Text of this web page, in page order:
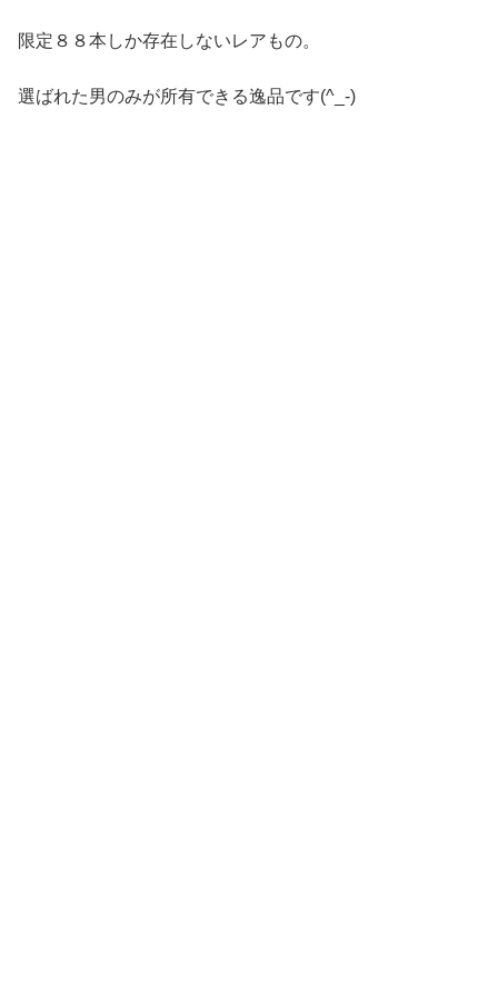
限定８８本しか存在しないレアもの。
選ばれた男のみが所有できる逸品です(^_-)